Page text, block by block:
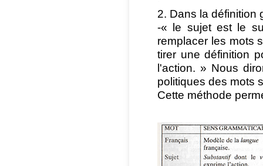
2. Dans la définition
-« le sujet est le
remplacer les mots
tirer une définition
l'action. » Nous
politiques des mots
Cette méthode